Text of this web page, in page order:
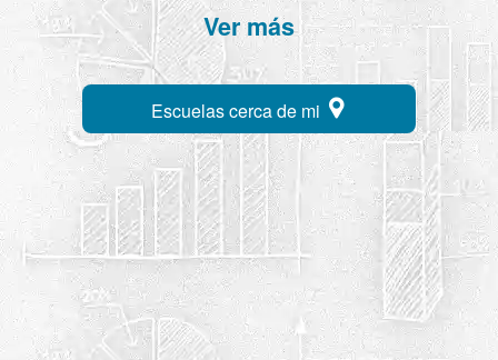
Ver más
Escuelas cerca de mi